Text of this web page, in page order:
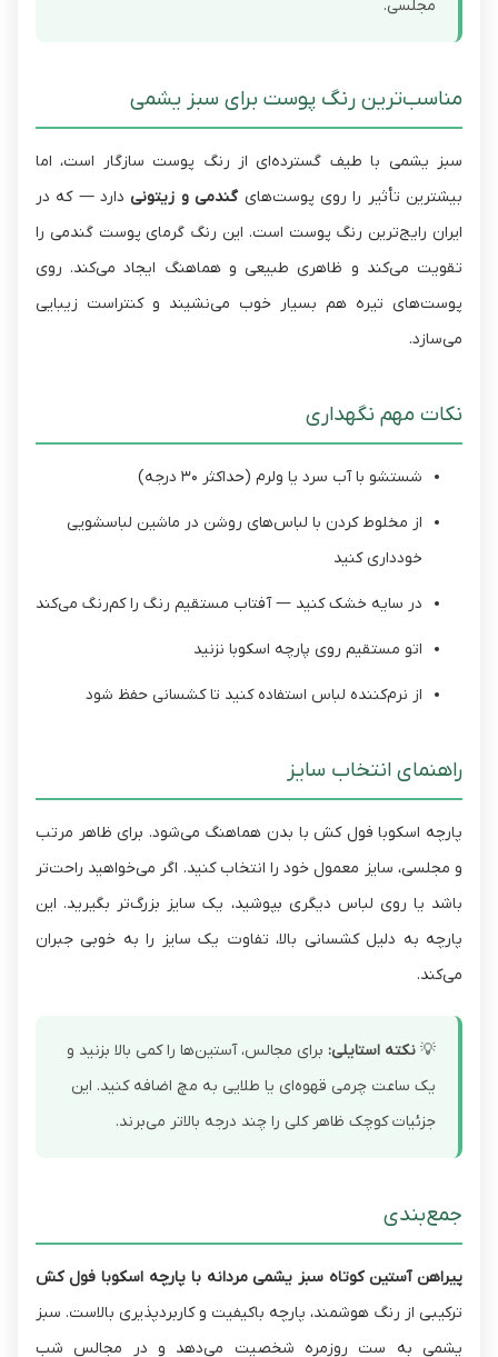
مجلسی.
مناسب‌ترین رنگ پوست برای سبز یشمی
سبز یشمی با طیف گسترده‌ای از رنگ پوست سازگار است، اما
بیشترین تأثیر را روی پوست‌هایگندمی و زیتونی دارد — که در
ایران رایج‌ترین رنگ پوست است. این رنگ گرمای پوست گندمی را
تقویت می‌کند و ظاهری طبیعی و هماهنگ ایجاد می‌کند. روی
پوست‌های تیره هم بسیار خوب می‌نشیند و کنتراست زیبایی
می‌سازد.
نکات مهم نگهداری
شستشو با آب سرد یا ولرم (حداکثر ۳۰ درجه)
از مخلوط کردن با لباس‌های روشن در ماشین لباسشویی
خودداری کنید
در سایه خشک کنید — آفتاب مستقیم رنگ را کم‌رنگ می‌کند
اتو مستقیم روی پارچه اسکوبا نزنید
از نرم‌کننده لباس استفاده کنید تا کشسانی حفظ شود
راهنمای انتخاب سایز
پارچه اسکوبا فول کش با بدن هماهنگ می‌شود. برای ظاهر مرتب
و مجلسی، سایز معمول خود را انتخاب کنید. اگر می‌خواهید راحت‌تر
باشد یا روی لباس دیگری بپوشید، یک سایز بزرگ‌تر بگیرید. این
پارچه به دلیل کشسانی بالا، تفاوت یک سایز را به خوبی جبران
می‌کند.
💡 نکته استایلی: برای مجالس، آستین‌ها را کمی بالا بزنید و
یک ساعت چرمی قهوه‌ای یا طلایی به مچ اضافه کنید. این
جزئیات کوچک ظاهر کلی را چند درجه بالاتر می‌برند.
جمع‌بندی
پیراهن آستین کوتاه سبز یشمی مردانه با پارچه اسکوبا فول کش
ترکیبی از رنگ هوشمند، پارچه باکیفیت و کاربردپذیری بالاست. سبز
یشمی به ست روزمره شخصیت می‌دهد و در مجالس شب